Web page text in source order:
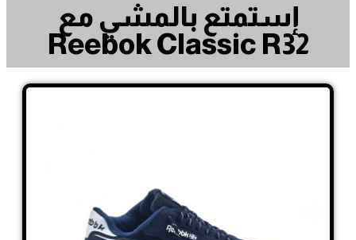
إستمتع بالمشي مع
Reebok Classic R32